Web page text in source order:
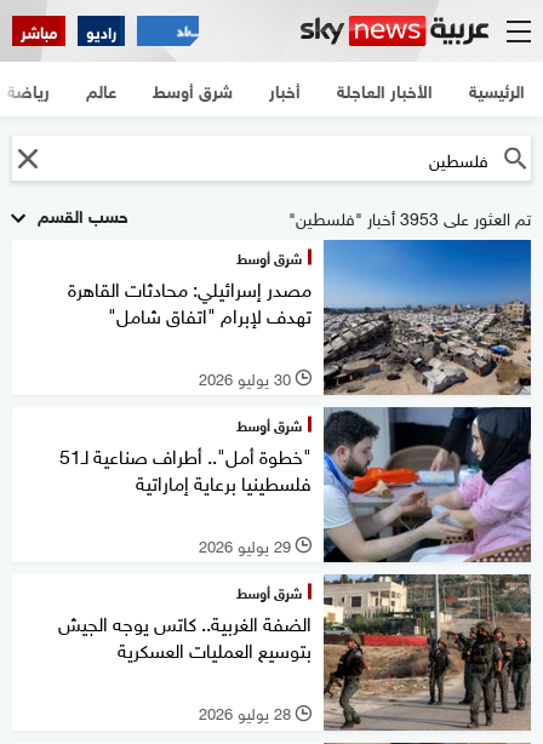
راديو مباشر
الرئيسية الأخبار العاجلة أخبار شرق أوسط عالم رياضة
حسب القسم تم العثور على 3953 أخبار "فلسطين"
شرق أوسط
مصدر إسرائيلي: محادثات القاهرة
تهدف لإبرام "اتفاق شامل"
l 30 يوليو 2026
شرق أوسط
"خطوة أمل".. أطراف صناعية لـ51
فلسطينيا برعاية إماراتية
l 29 يوليو 2026
شرق أوسط
الضفة الغربية.. كاتس يوجه الجيش
بتوسيع العمليات العسكرية
l 28 يوليو 2026